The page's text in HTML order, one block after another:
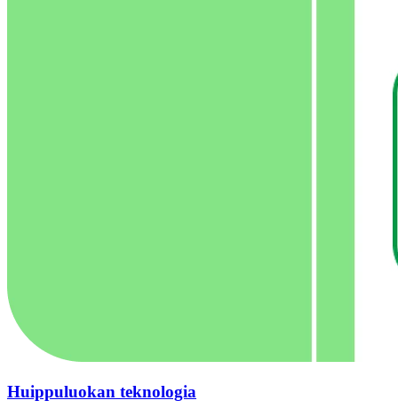
Huippuluokan teknologia